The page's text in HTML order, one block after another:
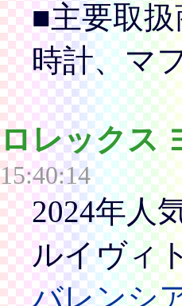
■主要取
時計、マ
ロレックス
15:40:14
2024年人
ルイヴィ
バレンシ